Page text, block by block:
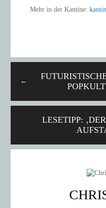
Mehr in der Kantine:
←
LESETIPP: